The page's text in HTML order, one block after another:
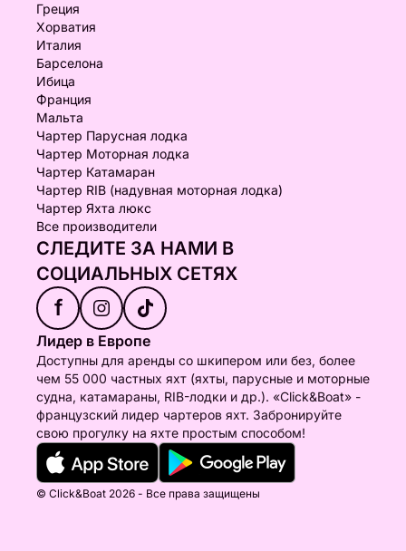
Греция
Хорватия
Италия
Барселона
Ибица
Франция
Мальта
Чартер Парусная лодка
Чартер Моторная лодка
Чартер Катамаран
Чартер RIB (надувная моторная лодка)
Чартер Яхта люкс
Все производители
СЛЕДИТЕ ЗА НАМИ В
СОЦИАЛЬНЫХ СЕТЯХ
f
Лидер в Европе
Доступны для аренды со шкипером или без, более
чем 55 000 частных яхт (яхты, парусные и моторные
судна, катамараны, RIB-лодки и др.). «Click&Boat» -
французский лидер чартеров яхт. Забронируйте
свою прогулку на яхте простым способом!
© Click&Boat 2026 - Все права защищены